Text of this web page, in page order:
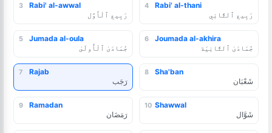
3 Rabi' al-awwal
رَبِيع ٱلْأَوَّل
4 Rabi' al-thani
رَبِيع ٱلثَّانِي
5 Jumada al-oula
جُمَادَىٰ ٱلْأُولَىٰ
6 Joumada al-akhira
جُمَادَىٰ ٱلثَّانِيَة
7 Rajab
رَجَب
8 Sha'ban
شَعْبَان
9 Ramadan
رَمَضَان
10 Shawwal
شَوَّال